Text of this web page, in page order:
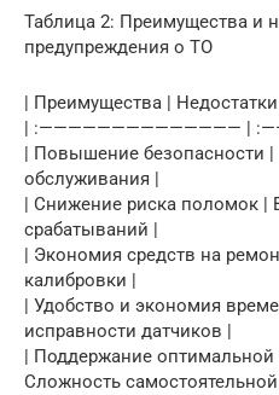
Таблица 2: Преимущества и
предупреждения о ТО
| Преимущества | Недостатки |
| :—————————————— |
| Повышение безопасности
обслуживания |
| Снижение риска поломок
срабатываний |
| Экономия средств на
калибровки |
| Удобство и экономия
исправности датчиков |
| Поддержание оптимальной
Сложность самостоятельной